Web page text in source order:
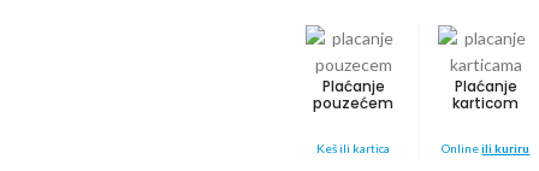
Plaćanje
pouzećem
Keš ili kartica
Plaćanje
karticom
Onlineili kuriru